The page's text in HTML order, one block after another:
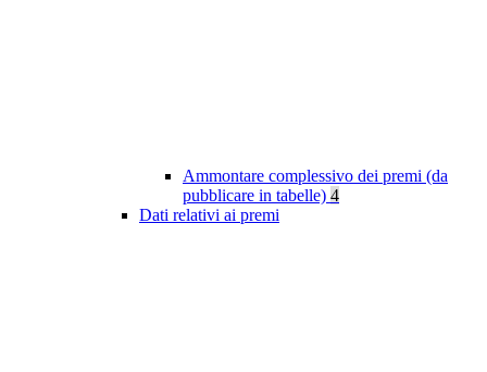
Ammontare complessivo dei premi (da
pubblicare in tabelle) 4
Dati relativi ai premi